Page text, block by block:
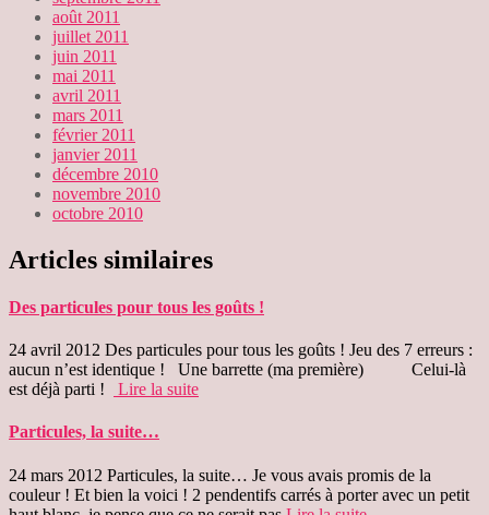
août 2011
juillet 2011
juin 2011
mai 2011
avril 2011
mars 2011
février 2011
janvier 2011
décembre 2010
novembre 2010
octobre 2010
Articles similaires
Des particules pour tous les goûts !
24 avril 2012 Des particules pour tous les goûts ! Jeu des 7 erreurs :
aucun n’est identique ! Une barrette (ma première) Celui-là
est déjà parti !
Lire la suite
Particules, la suite…
24 mars 2012 Particules, la suite… Je vous avais promis de la
couleur ! Et bien la voici ! 2 pendentifs carrés à porter avec un petit